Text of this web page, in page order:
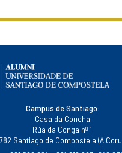
Campus de Santiago:
Casa da Concha
Rúa da Conga nº 1
Santiago de Compostela (A